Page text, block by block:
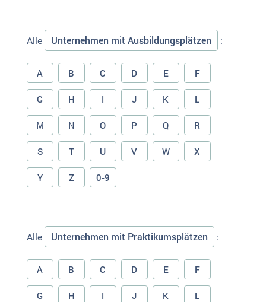
Alle Unternehmen mit Ausbildungsplätzen :
A B C D E F
G H I J K L
M N O P Q R
S T U V W X
Y Z 0-9
Alle Unternehmen mit Praktikumsplätzen :
A B C D E F
G H I J K L